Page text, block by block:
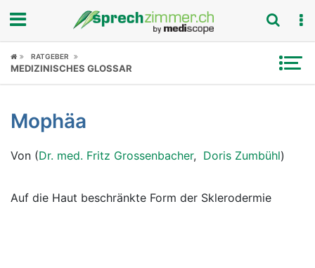
Fokus
Symptome
Untersuchungen
News
RATGEBER
MEDIZINISCHES GLOSSAR
Mophäa
Von (Dr. med. Fritz Grossenbacher, Doris Zumbühl)
Auf die Haut beschränkte Form der Sklerodermie